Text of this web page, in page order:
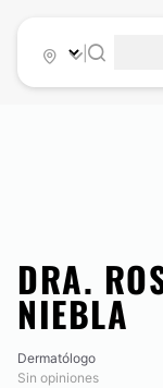
DRA.
NIEBLA
Dermatólogo
Sin opiniones